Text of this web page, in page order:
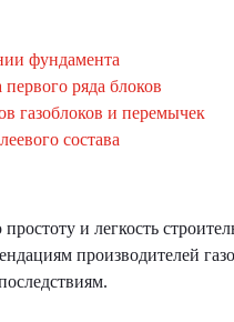
фундамента
ряда блоков
газоблоков и перемычек
состава
и легкость
производителей